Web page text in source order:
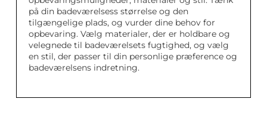
på din badeværelsess størrelse og den
tilgængelige plads, og vurder dine behov for
opbevaring. Vælg materialer, der er holdbare og
velegnede til badeværelsets fugtighed, og vælg
en stil, der passer til din personlige præference og
badeværelsens indretning.